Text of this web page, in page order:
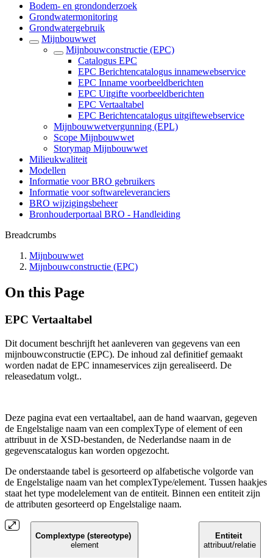
Bodem- en grondonderzoek
Grondwatermonitoring
Grondwatergebruik
Mijnbouwwet
Mijnbouwconstructie (EPC)
Catalogus EPC
EPC Berichtencatalogus innamewebservice
EPC Inname voorbeeldberichten
EPC Uitgifte voorbeeldberichten
EPC Vertaaltabel
EPC Berichtencatalogus uitgiftewebservice
Mijnbouwwetvergunning (EPL)
Scope Mijnbouwwet
Storymap Mijnbouwwet
Milieukwaliteit
Modellen
Informatie voor BRO gebruikers
Informatie voor softwareleveranciers
BRO wijzigingsbeheer
Bronhouderportaal BRO - Handleiding
Breadcrumbs
Mijnbouwwet
Mijnbouwconstructie (EPC)
On this Page
EPC Vertaaltabel
Dit document beschrijft het aanleveren van gegevens van een
mijnbouwconstructie (EPC). De inhoud zal definitief gemaakt
worden nadat de EPC innameservices zijn gerealiseerd. De
releasedatum volgt..
Deze pagina evat een vertaaltabel, aan de hand waarvan, gegeven
de Engelstalige naam van een complexType of element of een
attribuut in de XSD-bestanden, de Nederlandse naam in de
gegevenscatalogus kan worden opgezocht.
De onderstaande tabel is gesorteerd op alfabetische volgorde van
de Engelstalige naam van het complexType/element. Tussen haakjes
staat het type modelelement van de entiteit. Binnen een entiteit zijn
de attributen gesorteerd op Engelstalige naam.
Complextype (stereotype)
element
Entiteit
attribuut/relatie